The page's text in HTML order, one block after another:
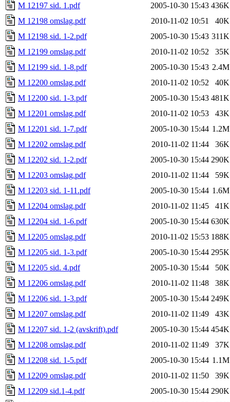
M 12197 sid. 1.pdf
2005-10-30 15:43 436K
M 12198 omslag.pdf
2010-11-02 10:51
40K
M 12198 sid. 1-2.pdf
2005-10-30 15:43 311K
M 12199 omslag.pdf
2010-11-02 10:52
35K
M 12199 sid. 1-8.pdf
2005-10-30 15:43 2.4M
M 12200 omslag.pdf
2010-11-02 10:52
40K
M 12200 sid. 1-3.pdf
2005-10-30 15:43 481K
M 12201 omslag.pdf
2010-11-02 10:53
43K
M 12201 sid. 1-7.pdf
2005-10-30 15:44 1.2M
M 12202 omslag.pdf
2010-11-02 11:44
36K
M 12202 sid. 1-2.pdf
2005-10-30 15:44 290K
M 12203 omslag.pdf
2010-11-02 11:44
59K
M 12203 sid. 1-11.pdf
2005-10-30 15:44 1.6M
M 12204 omslag.pdf
2010-11-02 11:45
41K
M 12204 sid. 1-6.pdf
2005-10-30 15:44 630K
M 12205 omslag.pdf
2010-11-02 15:53 188K
M 12205 sid. 1-3.pdf
2005-10-30 15:44 295K
M 12205 sid. 4.pdf
2005-10-30 15:44
50K
M 12206 omslag.pdf
2010-11-02 11:48
38K
M 12206 sid. 1-3.pdf
2005-10-30 15:44 249K
M 12207 omslag.pdf
2010-11-02 11:49
43K
M 12207 sid. 1-2 (avskrift).pdf
2005-10-30 15:44 454K
M 12208 omslag.pdf
2010-11-02 11:49
37K
M 12208 sid. 1-5.pdf
2005-10-30 15:44 1.1M
M 12209 omslag.pdf
2010-11-02 11:50
39K
M 12209 sid.1-4.pdf
2005-10-30 15:44 290K